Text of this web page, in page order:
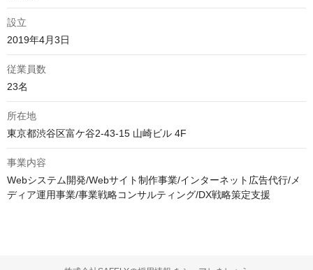
設立
2019年4月3日
従業員数
23名
所在地
東京都渋谷区富ケ谷2-43-15 山崎ビル 4F
事業内容
Webシステム開発/Webサイト制作事業/インターネット広告代行/メ
ディア運用事業/事業戦略コンサルティング/DX戦略策定支援